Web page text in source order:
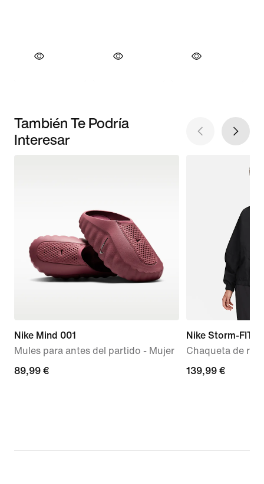
También Te Podría
Interesar
Nike Mind 001
Mules para antes del partido - Mujer
89,99 €
89,99 €
Nike Storm-FIT
Chaqueta de
139,99 €
139,99 €